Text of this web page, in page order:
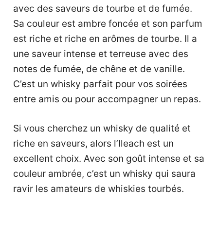
avec des saveurs de tourbe et de fumée.
Sa couleur est ambre foncée et son parfum
est riche et riche en arômes de tourbe. Il a
une saveur intense et terreuse avec des
notes de fumée, de chêne et de vanille.
C’est un whisky parfait pour vos soirées
entre amis ou pour accompagner un repas.
Si vous cherchez un whisky de qualité et
riche en saveurs, alors l’Ileach est un
excellent choix. Avec son goût intense et sa
couleur ambrée, c’est un whisky qui saura
ravir les amateurs de whiskies tourbés.